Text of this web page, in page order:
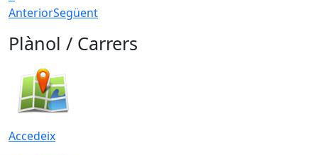
AnteriorSegüent
Plànol / Carrers
Accedeix